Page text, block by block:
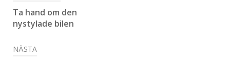
Ta hand om den
nystylade bilen
NÄSTA